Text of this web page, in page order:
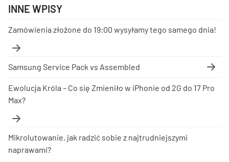
INNE WPISY
Zamówienia złożone do 19:00 wysyłamy tego samego dnia!
Samsung Service Pack vs Assembled
Ewolucja Króla – Co się Zmieniło w iPhonie od 2G do 17 Pro
Max?
Mikrolutowanie, jak radzić sobie z najtrudniejszymi
naprawami?